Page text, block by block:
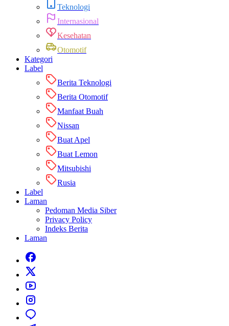
Teknologi
Internasional
Kesehatan
Otomotif
Kategori
Label
Berita Teknologi
Berita Otomotif
Manfaat Buah
Nissan
Buat Apel
Buat Lemon
Mitsubishi
Rusia
Label
Laman
Pedoman Media Siber
Privacy Policy
Indeks Berita
Laman